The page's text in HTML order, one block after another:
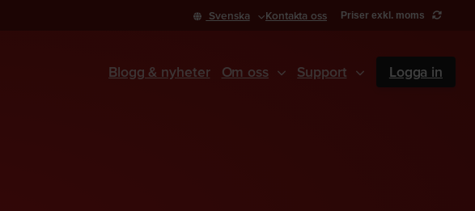
Svenska Kontakta oss Priser exkl. moms
Blogg & nyheter Om oss Support Logga in